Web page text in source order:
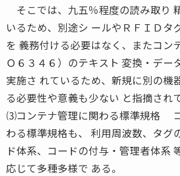
そこでは、九五％程度の読み取り
いるため、別途シ ールやＲＦＩＤタ
を 義務付ける必要はなく、またコン
Ｏ６３４６）のテキスト 変換・デー
実施さ れているため、新規に別の機
る必要性や意義も少ない と指摘され
⑶コンテナ管理に関わる標準規格
わる標準規格も、 利用周波数、タグ
ド体系、コードの付与・管理者体系
応じて多種多様で ある。